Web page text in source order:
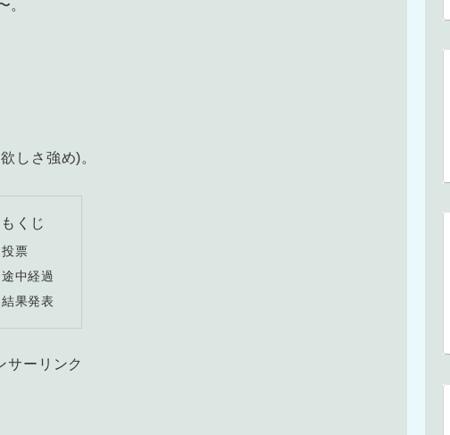
。
しさ強め)。
もくじ
投票
途中経過
結果発表
サーリンク